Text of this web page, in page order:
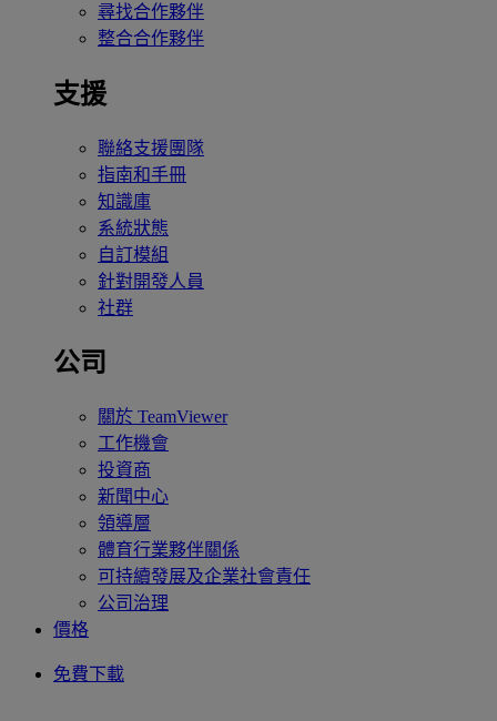
尋找合作夥伴
整合合作夥伴
支援
聯絡支援團隊
指南和手冊
知識庫
系統狀態
自訂模組
針對開發人員
社群
公司
關於 TeamViewer
工作機會
投資商
新聞中心
領導層
體育行業夥伴關係
可持續發展及企業社會責任
公司治理
價格
免費下載